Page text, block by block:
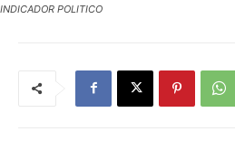
INDICADOR POLITICO